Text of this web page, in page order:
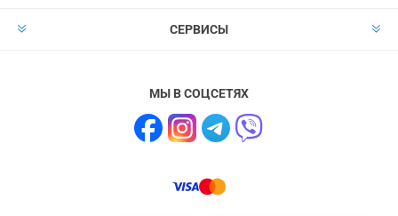
СЕРВИСЫ
МЫ В СОЦСЕТЯХ